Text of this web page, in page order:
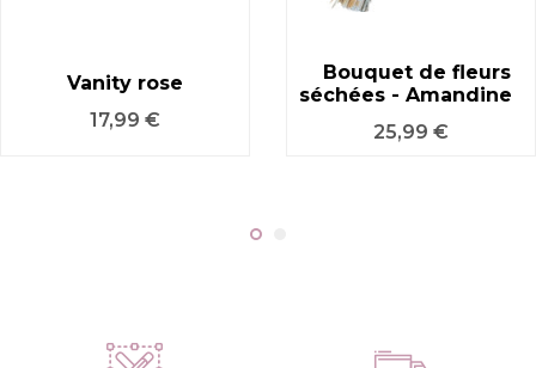
Vanity rose
Prix
17,99 €
Bouquet de fleurs
séchées - Amandine
Prix
25,99 €